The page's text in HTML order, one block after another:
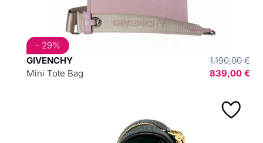
GIVENCHY
Mini Tote Bag
1.190,00 €
839,00 €
- 29%